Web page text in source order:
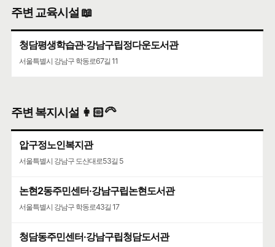
주변 교육시설 📖
청담평생학습관·강남구립정다운도서관
서울특별시 강남구 학동로67길 11
주변 복지시설 👩🏻‍🦳
압구정노인복지관
서울특별시 강남구 도산대로53길 5
논현2동주민센터·강남구립논현도서관
서울특별시 강남구 학동로43길 17
청담동주민센터·강남구립청담도서관